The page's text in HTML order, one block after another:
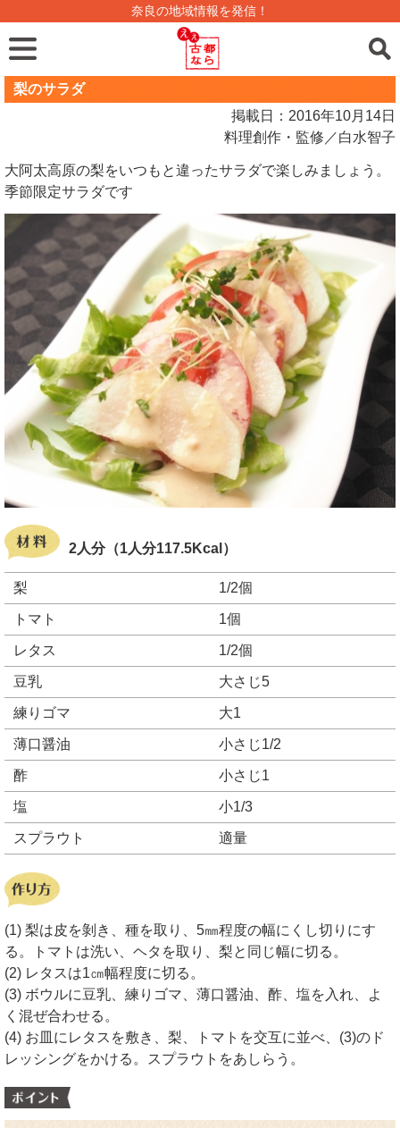
奈良の地域情報を発信！
梨のサラダ
掲載日：2016年10月14日
料理創作・監修／白水智子
大阿太高原の梨をいつもと違ったサラダで楽しみましょう。
季節限定サラダです
2人分（1人分117.5Kcal）
梨 1/2個
トマト 1個
レタス 1/2個
豆乳 大さじ5
練りゴマ 大1
薄口醤油 小さじ1/2
酢 小さじ1
塩 小1/3
スプラウト 適量
(1) 梨は皮を剝き、種を取り、5㎜程度の幅にくし切りにす
る。トマトは洗い、ヘタを取り、梨と同じ幅に切る。
(2) レタスは1㎝幅程度に切る。
(3) ボウルに豆乳、練りゴマ、薄口醤油、酢、塩を入れ、よ
く混ぜ合わせる。
(4) お皿にレタスを敷き、梨、トマトを交互に並べ、(3)のド
レッシングをかける。スプラウトをあしらう。